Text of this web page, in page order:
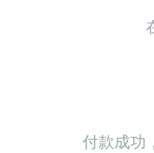
付款成功